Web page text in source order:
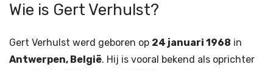
Wie is Gert Verhulst?
Gert Verhulst werd geboren op 24 januari 1968 in
Antwerpen, België. Hij is vooral bekend als oprichter